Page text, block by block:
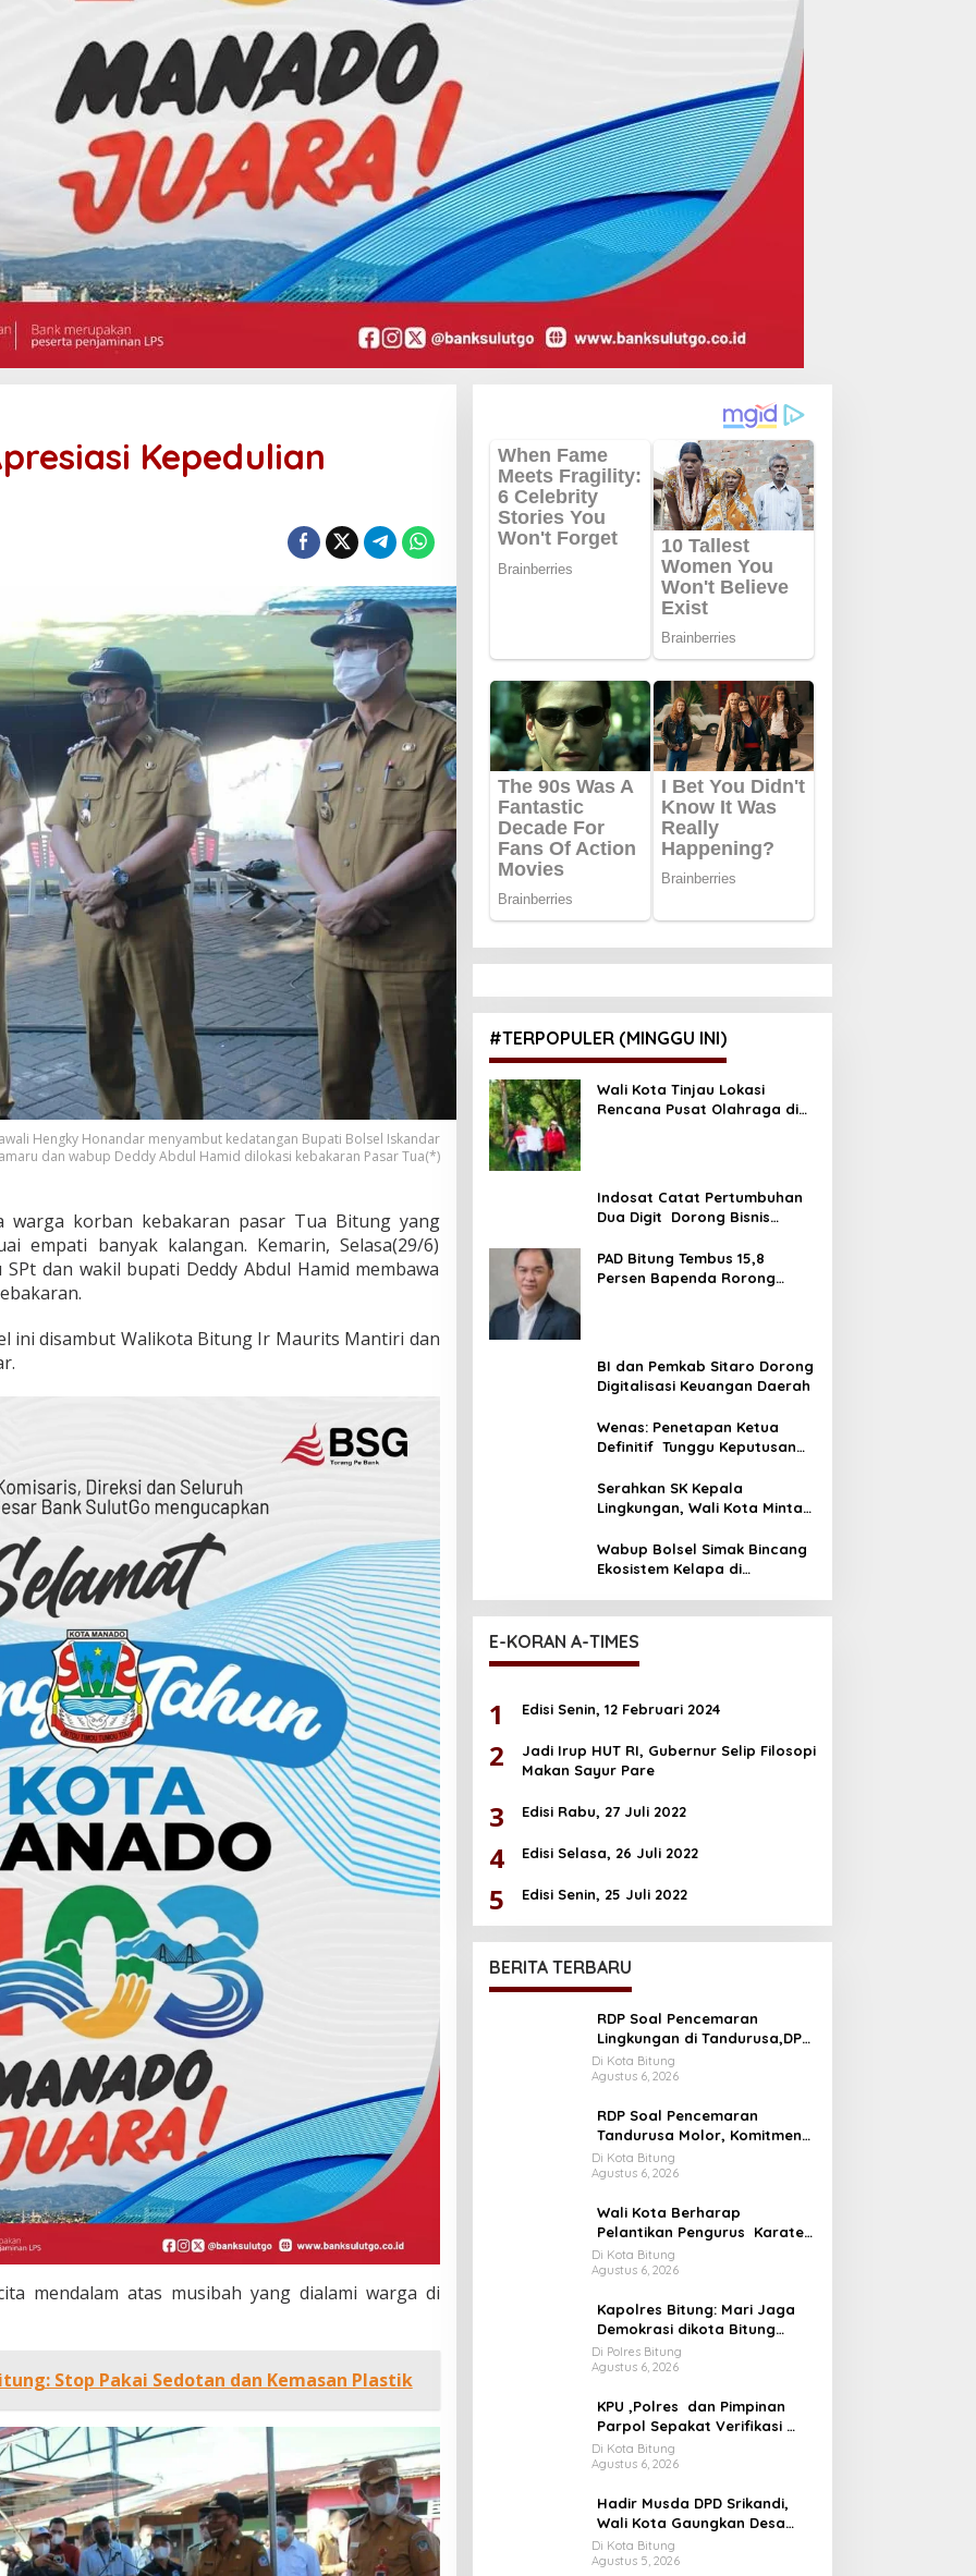
Kepedulian
Hengky Honandar menyambut kedatangan Bupati Bolsel Iskandar
dan wabup Deddy Abdul Hamid dilokasi kebakaran Pasar Tua(*)
korban kebakaran pasar Tua Bitung yang
empati banyak kalangan. Kemarin, Selasa(29/6)
dan wakil bupati Deddy Abdul Hamid membawa
ini disambut Walikota Bitung Ir Maurits Mantiri dan
mendalam atas musibah yang dialami warga di
Stop Pakai Sedotan dan Kemasan Plastik
#TERPOPULER (MINGGU INI)
Wali Kota Tinjau Lokasi
Rencana Pusat Olahraga di
Indosat Catat Pertumbuhan
Dua Digit Dorong Bisnis
PAD Bitung Tembus 15,8
Persen Bapenda Rorong
BI dan Pemkab Sitaro Dorong
Digitalisasi Keuangan Daerah
Wenas: Penetapan Ketua
Definitif Tunggu Keputusan
Serahkan SK Kepala
Lingkungan, Wali Kota Minta
Wabup Bolsel Simak Bincang
Ekosistem Kelapa di
E-KORAN A-TIMES
1 Edisi Senin, 12 Februari 2024
2
Jadi Irup HUT RI, Gubernur Selip Filosopi
Makan Sayur Pare
3 Edisi Rabu, 27 Juli 2022
4 Edisi Selasa, 26 Juli 2022
5 Edisi Senin, 25 Juli 2022
BERITA TERBARU
RDP Soal Pencemaran
Lingkungan di Tandurusa,DPR
Cek Lokasi
Di Kota Bitung
Agustus 6, 2026
RDP Soal Pencemaran
Tandurusa Molor, Komitmen
Wakil rakyat jadi Sorotan
Di Kota Bitung
Agustus 6, 2026
Wali Kota Berharap
Pelantikan Pengurus Karate
Do Gojukao Dorong Lahirnya
Atlit Berprestasi
Di Kota Bitung
Agustus 6, 2026
Kapolres Bitung: Mari Jaga
Demokrasi dikota Bitung
Tetap Adem
Di Polres Bitung
Agustus 6, 2026
KPU ,Polres dan Pimpinan
Parpol Sepakat Verifikasi
Parpol Harus Jelas Aman
dan Terbuka
Di Kota Bitung
Agustus 6, 2026
Hadir Musda DPD Srikandi,
Wali Kota Gaungkan Desa
Kuat Jika Bersih dan
Transparan
Di Kota Bitung
Agustus 5, 2026